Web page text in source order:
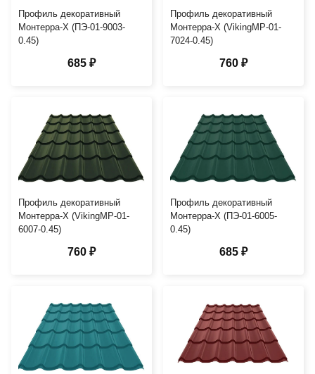
Профиль декоративный
Монтерра-X (ПЭ-01-9003-
0.45)
685 ₽
Профиль декоративный
Монтерра-X (VikingMP-01-
7024-0.45)
760 ₽
Профиль декоративный
Монтерра-X (VikingMP-01-
6007-0.45)
760 ₽
Профиль декоративный
Монтерра-X (ПЭ-01-6005-
0.45)
685 ₽